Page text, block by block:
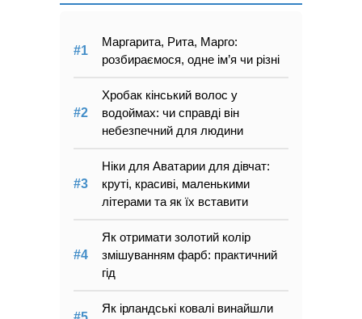
Маргарита, Рита, Марго:
розбираємося, одне ім’я чи різні
Хробак кінський волос у
водоймах: чи справді він
небезпечний для людини
Ніки для Аватарии для дівчат:
круті, красиві, маленькими
літерами та як їх вставити
Як отримати золотий колір
змішуванням фарб: практичний
гід
Як ірландські ковалі винайшли